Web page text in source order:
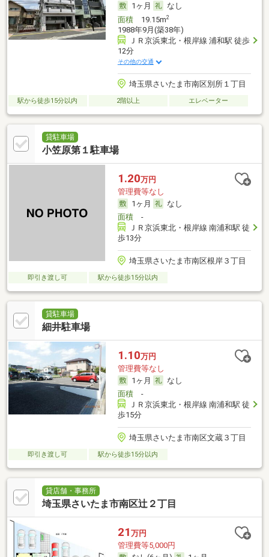
1ヶ月
なし
面積19.15m2
1988年9月(築38年)
ＪＲ京浜東北・根岸線 浦和駅 徒歩
12分
その他の交通
埼玉県さいたま市南区別所１丁目
駅から徒歩15分以内 2階以上 エレベーター
貸駐車場
小笠原第１駐車場
1.20万円
管理費等なし
1ヶ月
なし
面積-
ＪＲ京浜東北・根岸線 南浦和駅 徒
歩13分
埼玉県さいたま市南区根岸３丁目
即引き渡し可 駅から徒歩15分以内
貸駐車場
細井駐車場
1.10万円
管理費等なし
1ヶ月
なし
面積-
ＪＲ京浜東北・根岸線 南浦和駅 徒
歩15分
埼玉県さいたま市南区文蔵３丁目
即引き渡し可 駅から徒歩15分以内
貸店舗・事務所
埼玉県さいたま市南区辻２丁目
21 万円
管理費等5,000円